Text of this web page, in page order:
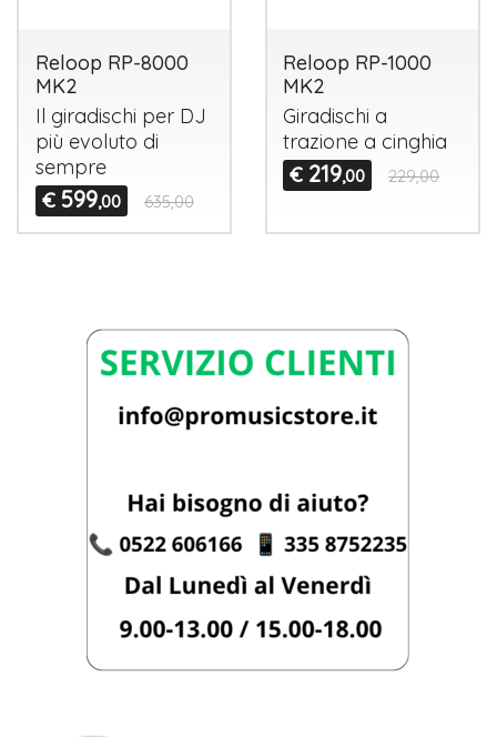
Reloop RP-8000
MK2
Il giradischi per DJ
più evoluto di
sempre
€ 599,00 635,00
Reloop RP-1000
MK2
Giradischi a
trazione a cinghia
€ 219,00 229,00